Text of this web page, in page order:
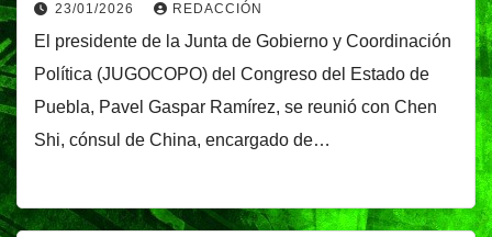
23/01/2026 REDACCIÓN
El presidente de la Junta de Gobierno y Coordinación
Política (JUGOCOPO) del Congreso del Estado de
Puebla, Pavel Gaspar Ramírez, se reunió con Chen
Shi, cónsul de China, encargado de…